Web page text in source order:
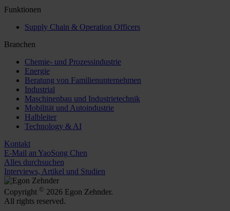
Funktionen
Supply Chain & Operation Officers
Branchen
Chemie- und Prozessindustrie
Energie
Beratung von Familienunternehmen
Industrial
Maschinenbau und Industrietechnik
Mobilität und Autoindustrie
Halbleiter
Technology & AI
Kontakt
E-Mail an YaoSong Chen
Alles durchsuchen
Interviews, Artikel und Studien
Copyright © 2026 Egon Zehnder.
All rights reserved.